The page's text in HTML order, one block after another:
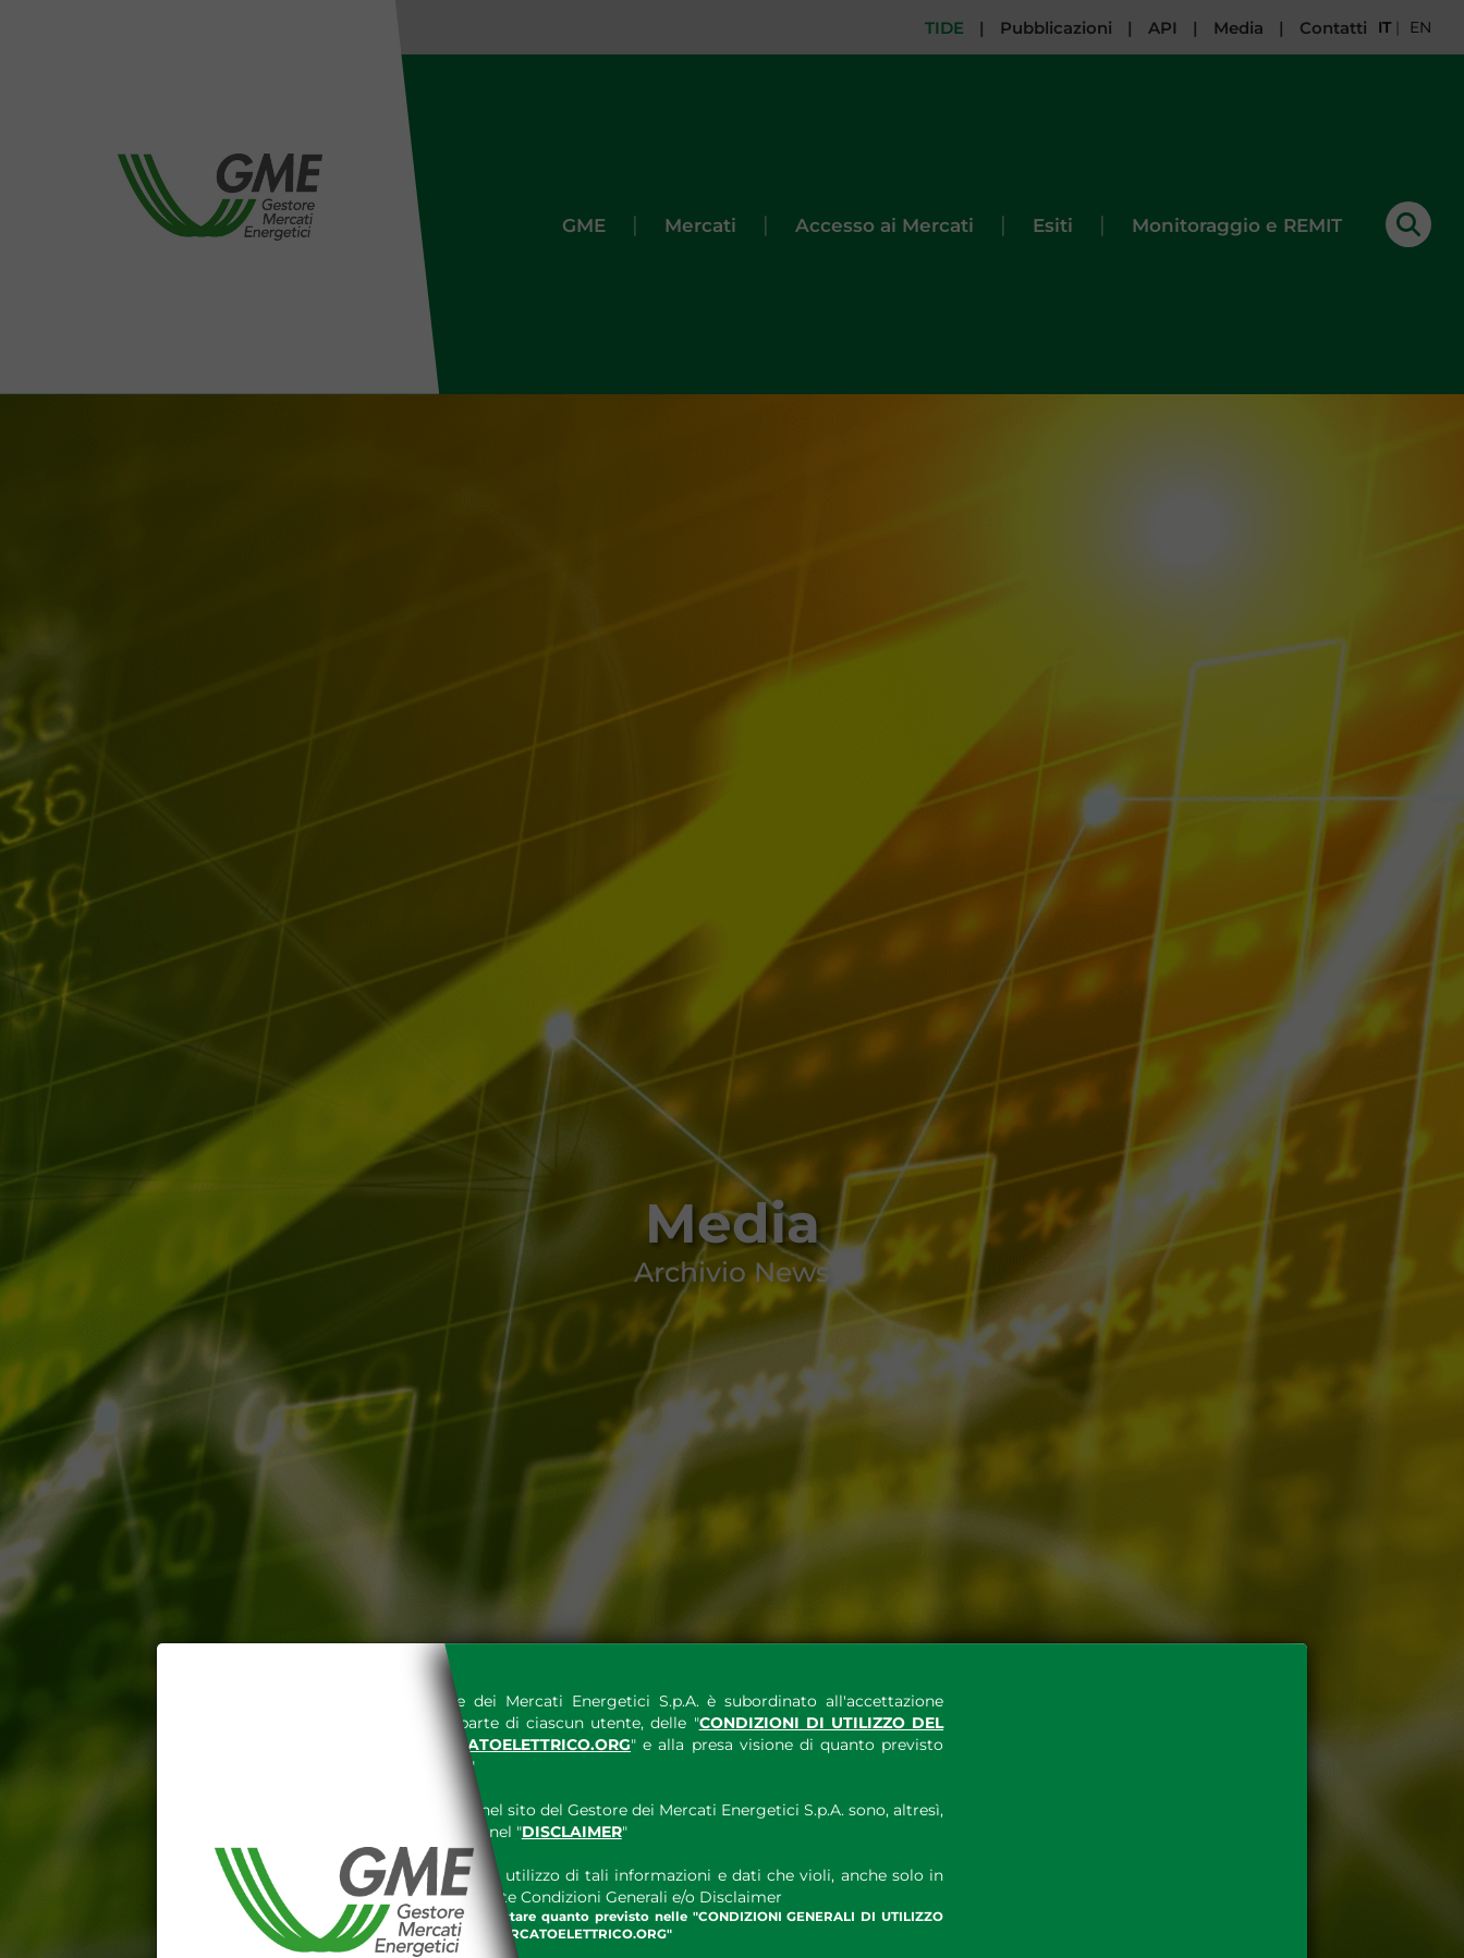
L'accesso al sito del Gestore dei Mercati Energetici S.p.A. è subordinato all'accettazione
espressa e senza riserve, da parte di ciascun utente, delle "CONDIZIONI DI UTILIZZO DEL
SITO INTERNET WWW.MERCATOELETTRICO.ORG" e alla presa visione di quanto previsto
"
Le informazioni e i dati presenti nel sito del Gestore dei Mercati Energetici S.p.A. sono, altresì,
tutelati secondo quanto previsto nel "DISCLAIMER"
E' espressamente vietato qualsiasi utilizzo di tali informazioni e dati che violi, anche solo in
parte, quanto previsto nelle suddette Condizioni Generali e/o Disclaimer
Dichiaro di conoscere e accettare quanto previsto nelle "CONDIZIONI GENERALI DI UTILIZZO
DEL SITO INTERNET WWW.MERCATOELETTRICO.ORG"
TIDE | Pubblicazioni | API | Media | Contatti IT | EN
GME | Mercati | Accesso ai Mercati | Esiti | Monitoraggio e REMIT
Media
Archivio News